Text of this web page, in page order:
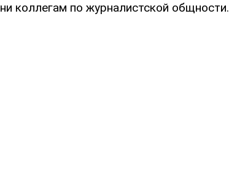
ни коллегам по журналистской общности.